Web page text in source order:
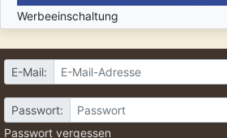
Werbeeinschaltung
E-Mail:
Passwort:
Passwort vergessen